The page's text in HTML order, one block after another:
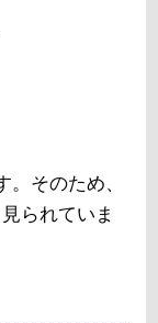
そのため、
られていま